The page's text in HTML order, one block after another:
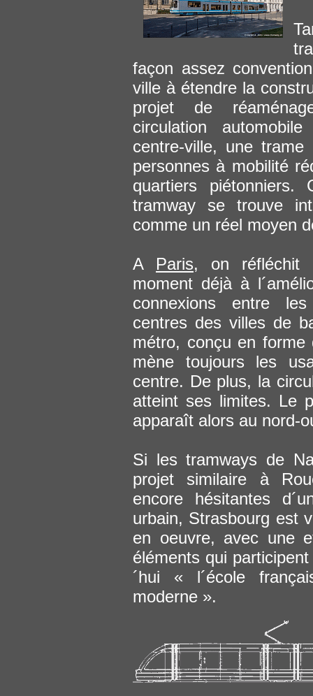
façon assez
ville à étendre la
projet de
circulation
centre-ville, une
personnes à mobilité
quartiers
tramway se trouve
comme un réel moyen
A Paris, on réfléchit
moment déjà à
connexions entre les
centres des villes de
métro, conçu en forme
mène toujours les
centre. De plus, la
atteint ses limites. Le
apparaît alors au nord-
Si les tramways de
projet similaire à
encore hésitantes
urbain, Strasbourg est
en oeuvre, avec une
éléments qui
´hui « l´école
moderne ».